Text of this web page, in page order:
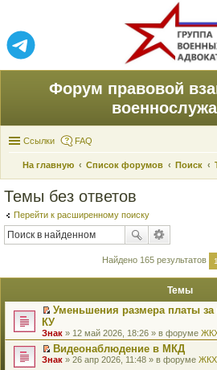
Форум правовой
Ссылки FAQ
На главную Список форумов Поиск
Темы без ответов
Перейти к расширенному поиску
Найдено 165 результатов 1
Темы
П
е
р
е
й
Уменьшения размера платы за
КУ
Знак » 12 май 2026, 18:26 » в форуме
П
Видеонаблюдение в МКД
Знак » 26 апр 2026, 11:48 » в форуме